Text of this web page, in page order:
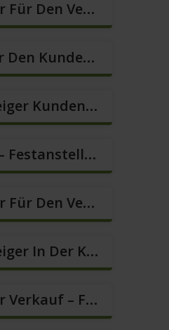
Mitarbeiter Für Den Verkauf / Vertrieb (m/w/d)
Berater Für Den Kundenservice (m/w/d)
Quereinsteiger Kundenberatung In Vollzeit (m/w/d)
Verkäufer – Festanstellung – Sofort Starten (m/w/d)
Mitarbeiter Für Den Verkauf – Quereinstieg Möglich (m/w/d)
Quereinsteiger In Der Kundenberatung (m/w/d)
Mitarbeiter Verkauf – Festanstellung (m/w/d)